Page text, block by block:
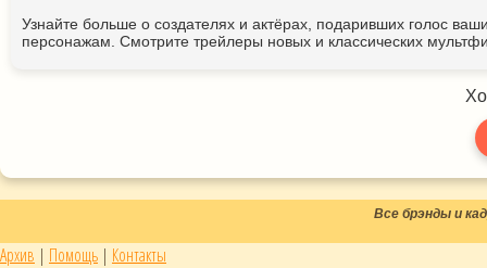
Узнайте больше о создателях и актёрах, подаривших голос
персонажам. Смотрите трейлеры новых и классических
Все брэнды и
Архив | Помощь | Контакты